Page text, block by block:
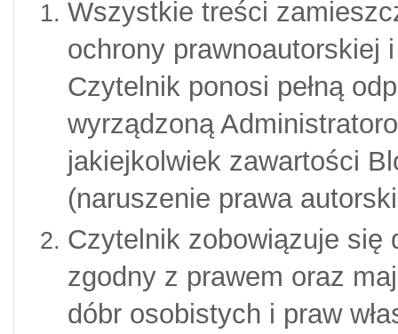
Wszystkie treści
ochrony prawnoautorskiej
Czytelnik ponosi pełną
wyrządzoną
jakiejkolwiek zawartości
(naruszenie prawa
Czytelnik zobowiązuje się
zgodny z prawem oraz
dóbr osobistych i praw